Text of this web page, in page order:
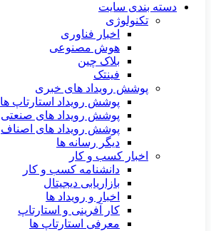
دسته بندی سایت
تکنولوژی
اخبار فناوری
هوش مصنوعی
بلاک چین
فینتک
پوشش رویداد های خبری
پوشش رویداد استارتاپ ها
پوشش رویداد های صنعتی
پوشش رویداد های اصناف
دیگر رسانه ها
اخبار کسب و کار
دانشنامه کسب و کار
بازاریابی دیجیتال
اخبار و رویداد ها
کار آفرینی و استارتاپ
معرفی استارتاپ ها